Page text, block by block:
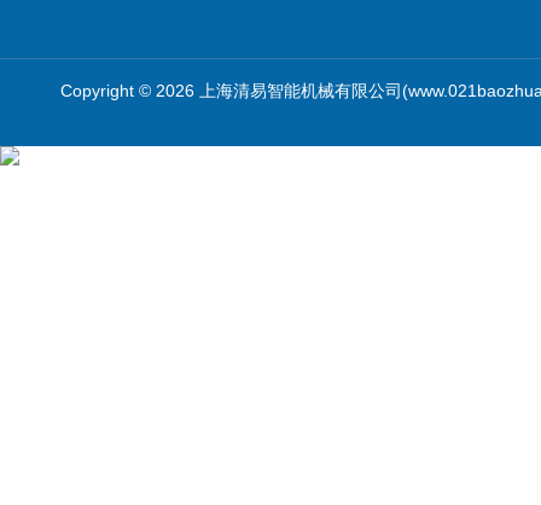
Copyright © 2026 上海清易智能机械有限公司